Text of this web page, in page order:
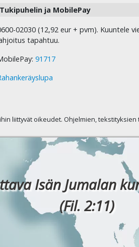
Tukipuhelin ja MobilePay
02030 (12,92 eur + pvm). Kuuntele
tapahtuu.
91717
liittyvät oikeudet. Ohjelmien,
Isän Jumalan
(Fil. 2:11)